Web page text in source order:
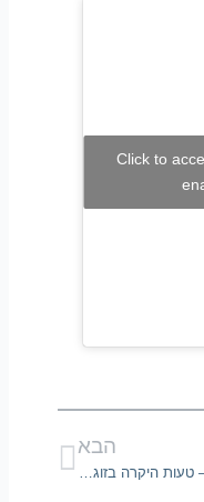
Click to
הבא
פרק 6 – טעות היקרה בזוגיות שאתם עושים
הבא